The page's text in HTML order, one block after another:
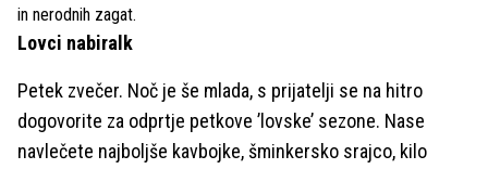
in nerodnih zagat.
Lovci nabiralk
Petek zvečer. Noč je še mlada, s prijatelji se na hitro
dogovorite za odprtje petkove ’lovske’ sezone. Nase
navlečete najboljše kavbojke, šminkersko srajco, kilo